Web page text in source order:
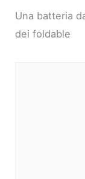
Una batteria
dei foldable